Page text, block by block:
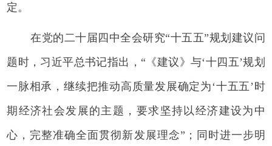
定。
在党的二十届四中全会研究“十五五”规划建议问
题时，习近平总书记指出，“《建议》与‘十四五’规划
一脉相承，继续把推动高质量发展确定为‘十五五’时
期经济社会发展的主题，要求坚持以经济建设为中
心，完整准确全面贯彻新发展理念”；同时进一步明